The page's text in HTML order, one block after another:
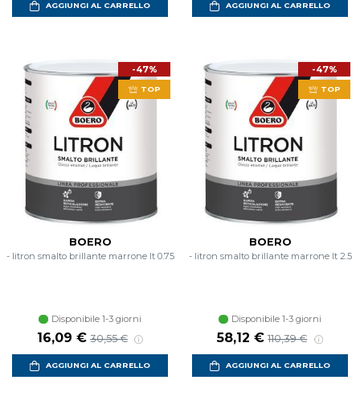
AGGIUNGI AL CARRELLO AGGIUNGI AL CARRELLO
-47%
TOP
BOERO
- litron smalto brillante marrone lt 0.75
Disponibile 1-3 giorni
Prezzo scontato
16,09 € Prezzo di listino
30,55 €
AGGIUNGI AL CARRELLO
-47%
TOP
BOERO
- litron smalto brillante marrone lt 2.5
Disponibile 1-3 giorni
Prezzo scontato
58,12 € Prezzo di listino
110,39 €
AGGIUNGI AL CARRELLO